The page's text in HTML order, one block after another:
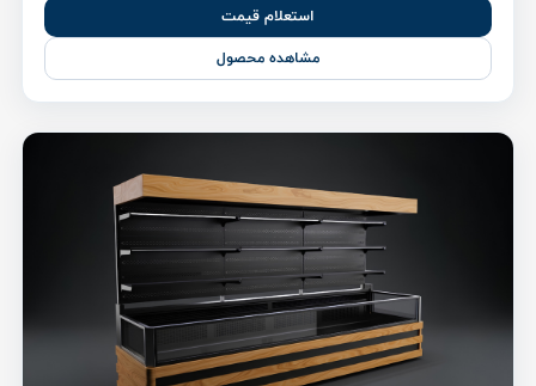
استعلام قیمت
مشاهده محصول